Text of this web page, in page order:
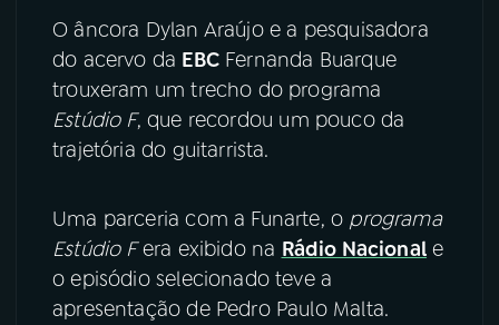
YouTube Facebook
TikTok
O âncora Dylan Araújo e a pesquisadora
do acervo da EBCFernanda Buarque
trouxeram um trecho do programa
Estúdio F, que recordou um pouco da
trajetória do guitarrista.
Uma parceria com a Funarte, o programa
Estúdio Fera exibido na Rádio Nacional e
o episódio selecionado teve a
apresentação de Pedro Paulo Malta.